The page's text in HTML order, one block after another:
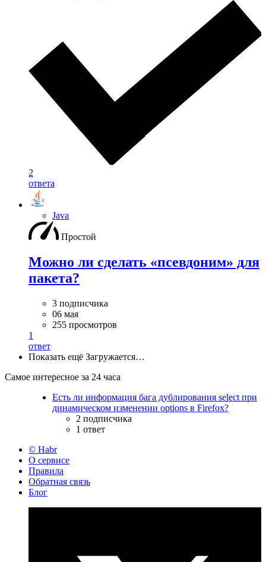
2
ответа
Java
Простой
Можно ли сделать «псевдоним» для
пакета?
3 подписчика
06 мая
255 просмотров
1
ответ
Показать ещё Загружается…
Самое интересное за 24 часа
Есть ли информация бага дублирования select при
динамическом изменении options в Firefox?
2 подписчика
1 ответ
© Habr
О сервисе
Правила
Обратная связь
Блог